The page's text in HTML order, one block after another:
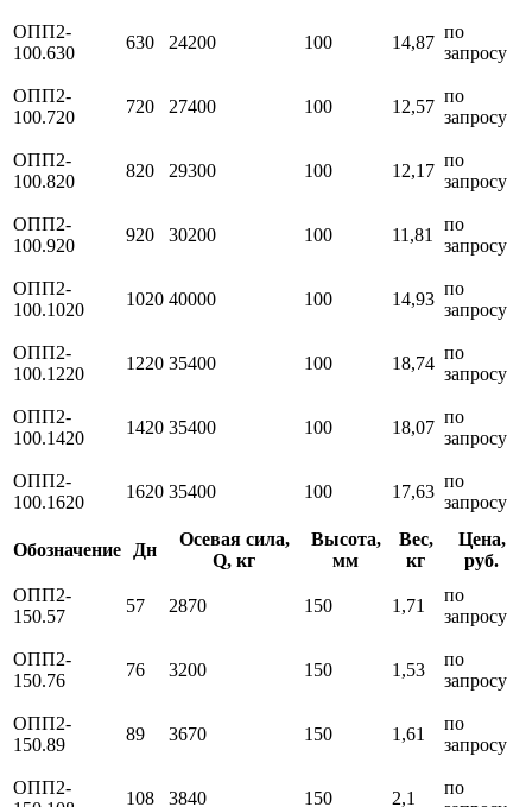
ОПП2-
100.630
630 24200 100 14,87
по
запросу
ОПП2-
100.720
720 27400 100 12,57
по
запросу
ОПП2-
100.820
820 29300 100 12,17
по
запросу
ОПП2-
100.920
920 30200 100 11,81
по
запросу
ОПП2-
100.1020
1020 40000 100 14,93
по
запросу
ОПП2-
100.1220
1220 35400 100 18,74
по
запросу
ОПП2-
100.1420
1420 35400 100 18,07
по
запросу
ОПП2-
100.1620
1620 35400 100 17,63
по
запросу
Обозначение Дн
Осевая сила,
Q, кг
Высота,
мм
Вес,
кг
Цена,
руб.
ОПП2-
150.57
57 2870 150 1,71
по
запросу
ОПП2-
150.76
76 3200 150 1,53
по
запросу
ОПП2-
150.89
89 3670 150 1,61
по
запросу
ОПП2-
108 3840 150 2,1
по